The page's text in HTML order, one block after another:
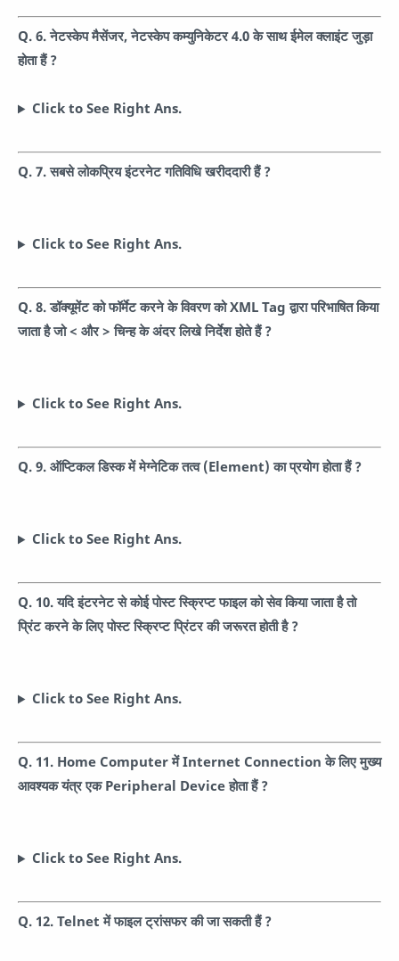
Q. 6. नेटस्केप मैसेंजर, नेटस्केप कम्युनिकेटर 4.0 के साथ ईमेल क्लाइंट जुड़ा
होता हैं ?
Click to See Right Ans.
Q. 7. सबसे लोकप्रिय इंटरनेट गतिविधि खरीददारी हैं ?
Click to See Right Ans.
Q. 8. डॉक्यूमेंट को फॉर्मेट करने के विवरण को XML Tag द्वारा परिभाषित किया
जाता है जो < और > चिन्ह के अंदर लिखे निर्देश होते हैं ?
Click to See Right Ans.
Q. 9. ऑप्टिकल डिस्क में मेग्नेटिक तत्व (Element) का प्रयोग होता हैं ?
Click to See Right Ans.
Q. 10. यदि इंटरनेट से कोई पोस्ट स्क्रिप्ट फाइल को सेव किया जाता है तो
प्रिंट करने के लिए पोस्ट स्क्रिप्ट प्रिंटर की जरूरत होती है ?
Click to See Right Ans.
Q. 11. Home Computer में Internet Connection के लिए मुख्य
आवश्यक यंत्र एक Peripheral Device होता हैं ?
Click to See Right Ans.
Q. 12. Telnet में फाइल ट्रांसफर की जा सकती हैं ?